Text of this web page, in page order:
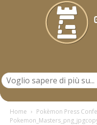
Home
Pokèmon Press